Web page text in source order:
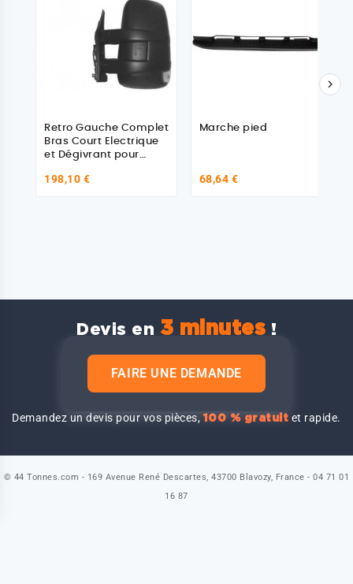
Retro Gauche Complet
Bras Court Electrique
et Dégivrant pour
198,10 €
Marche pied
68,64 €

Devis en 3 minutes !
FAIRE UNE DEMANDE
Demandez un devis pour vos pièces,100 % gratuit et rapide.
© 44 Tonnes.com - 169 Avenue René Descartes, 43700 Blavozy, France - 04 71 01
16 87